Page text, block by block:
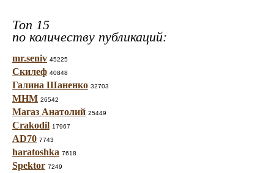
Топ 15
по количеству публикаций:
mr.seniv 45225
Скилеф 40848
Галина Шаненко 32703
МНМ 26542
Магаз Анатолий 25449
Crakodil 17967
AD70 7743
haratoshka 7618
Spektor 7249